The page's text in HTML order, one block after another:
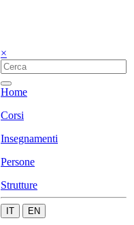
×
Home
Corsi
Insegnamenti
Persone
Strutture
IT EN